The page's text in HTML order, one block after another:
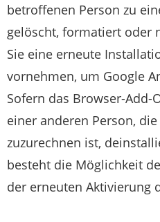
betroffenen Person zu
gelöscht, formatiert oder
Sie eine erneute
vornehmen, um Google
Sofern das Browser-
einer anderen Person,
zuzurechnen ist,
besteht die Möglichkeit
der erneuten Aktivierung